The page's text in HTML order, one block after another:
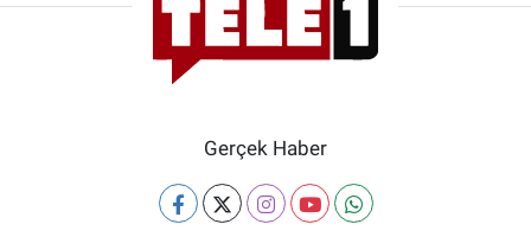
Gerçek Haber